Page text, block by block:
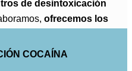
de desintoxicación
ofrecemos los
COCAÍNA